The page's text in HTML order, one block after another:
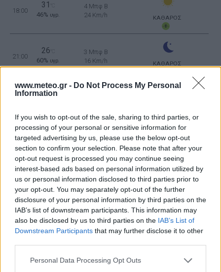
www.meteo.gr - Do Not Process My Personal
Information
If you wish to opt-out of the sale, sharing to third parties, or
processing of your personal or sensitive information for
targeted advertising by us, please use the below opt-out
section to confirm your selection. Please note that after your
opt-out request is processed you may continue seeing
interest-based ads based on personal information utilized by
us or personal information disclosed to third parties prior to
your opt-out. You may separately opt-out of the further
disclosure of your personal information by third parties on the
IAB’s list of downstream participants. This information may
also be disclosed by us to third parties on the IAB’s List of
Downstream Participants that may further disclose it to other
Personal Data Processing Opt Outs
18:00
31
46% υγρ.
4 Μπφ B
24 Km/h
ΚΑΘΑΡΟΣ
21:00
26
60% υγρ.
3 Μπφ B
16 Km/h
ΚΑΘΑΡΟΣ
ΠΕΜΠΤΗ13 ΑΥΓΟΥΣΤΟΥ Ανατολή: 06:36 - Δύση 20:10
00:00
25°C
55% υγρ.
3 Μπφ B
16 Km/h
ΚΑΘΑΡΟΣ
03:00
23°C
58%υγρ.
3 Μπφ B
16 Km/h
ΚΑΘΑΡΟΣ
06:00
21 °C
3 Μπφ B
16 Km/h
ΚΑΘΑΡΟΣ
45%υγρ.
24 Km/h